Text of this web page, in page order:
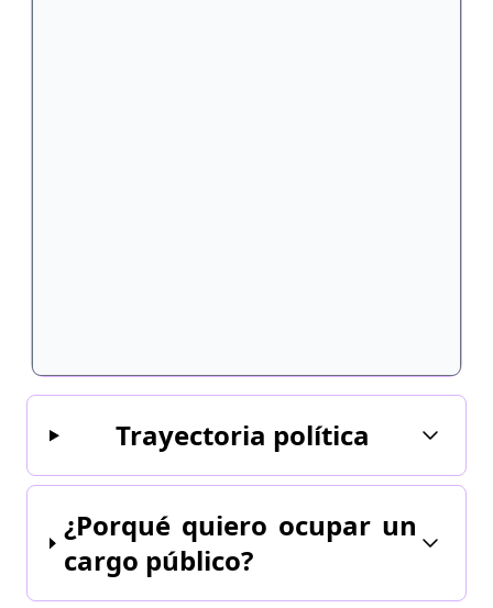
Trayectoria política
¿Porqué quiero ocupar un
cargo público?